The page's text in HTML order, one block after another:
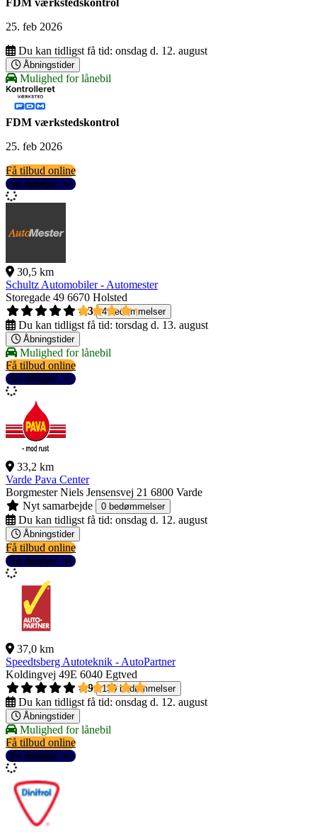
FDM værkstedskontrol
25. feb 2026
Du kan tidligst få tid: onsdag d. 12. august
Åbningstider
Mulighed for lånebil
FDM værkstedskontrol
25. feb 2026
Få tilbud online
Se detaljer
30,5 km
Schultz Automobiler - Automester
Storegade 49 6670 Holsted
4,3
4 bedømmelser
Du kan tidligst få tid: torsdag d. 13. august
Åbningstider
Mulighed for lånebil
Få tilbud online
Se detaljer
33,2 km
Varde Pava Center
Borgmester Niels Jensensvej 21 6800 Varde
Nyt samarbejde
0 bedømmelser
Du kan tidligst få tid: onsdag d. 12. august
Åbningstider
Få tilbud online
Se detaljer
37,0 km
Speedtsberg Autoteknik - AutoPartner
Koldingvej 49E 6040 Egtved
4,9
130 bedømmelser
Du kan tidligst få tid: onsdag d. 12. august
Åbningstider
Mulighed for lånebil
Få tilbud online
Se detaljer